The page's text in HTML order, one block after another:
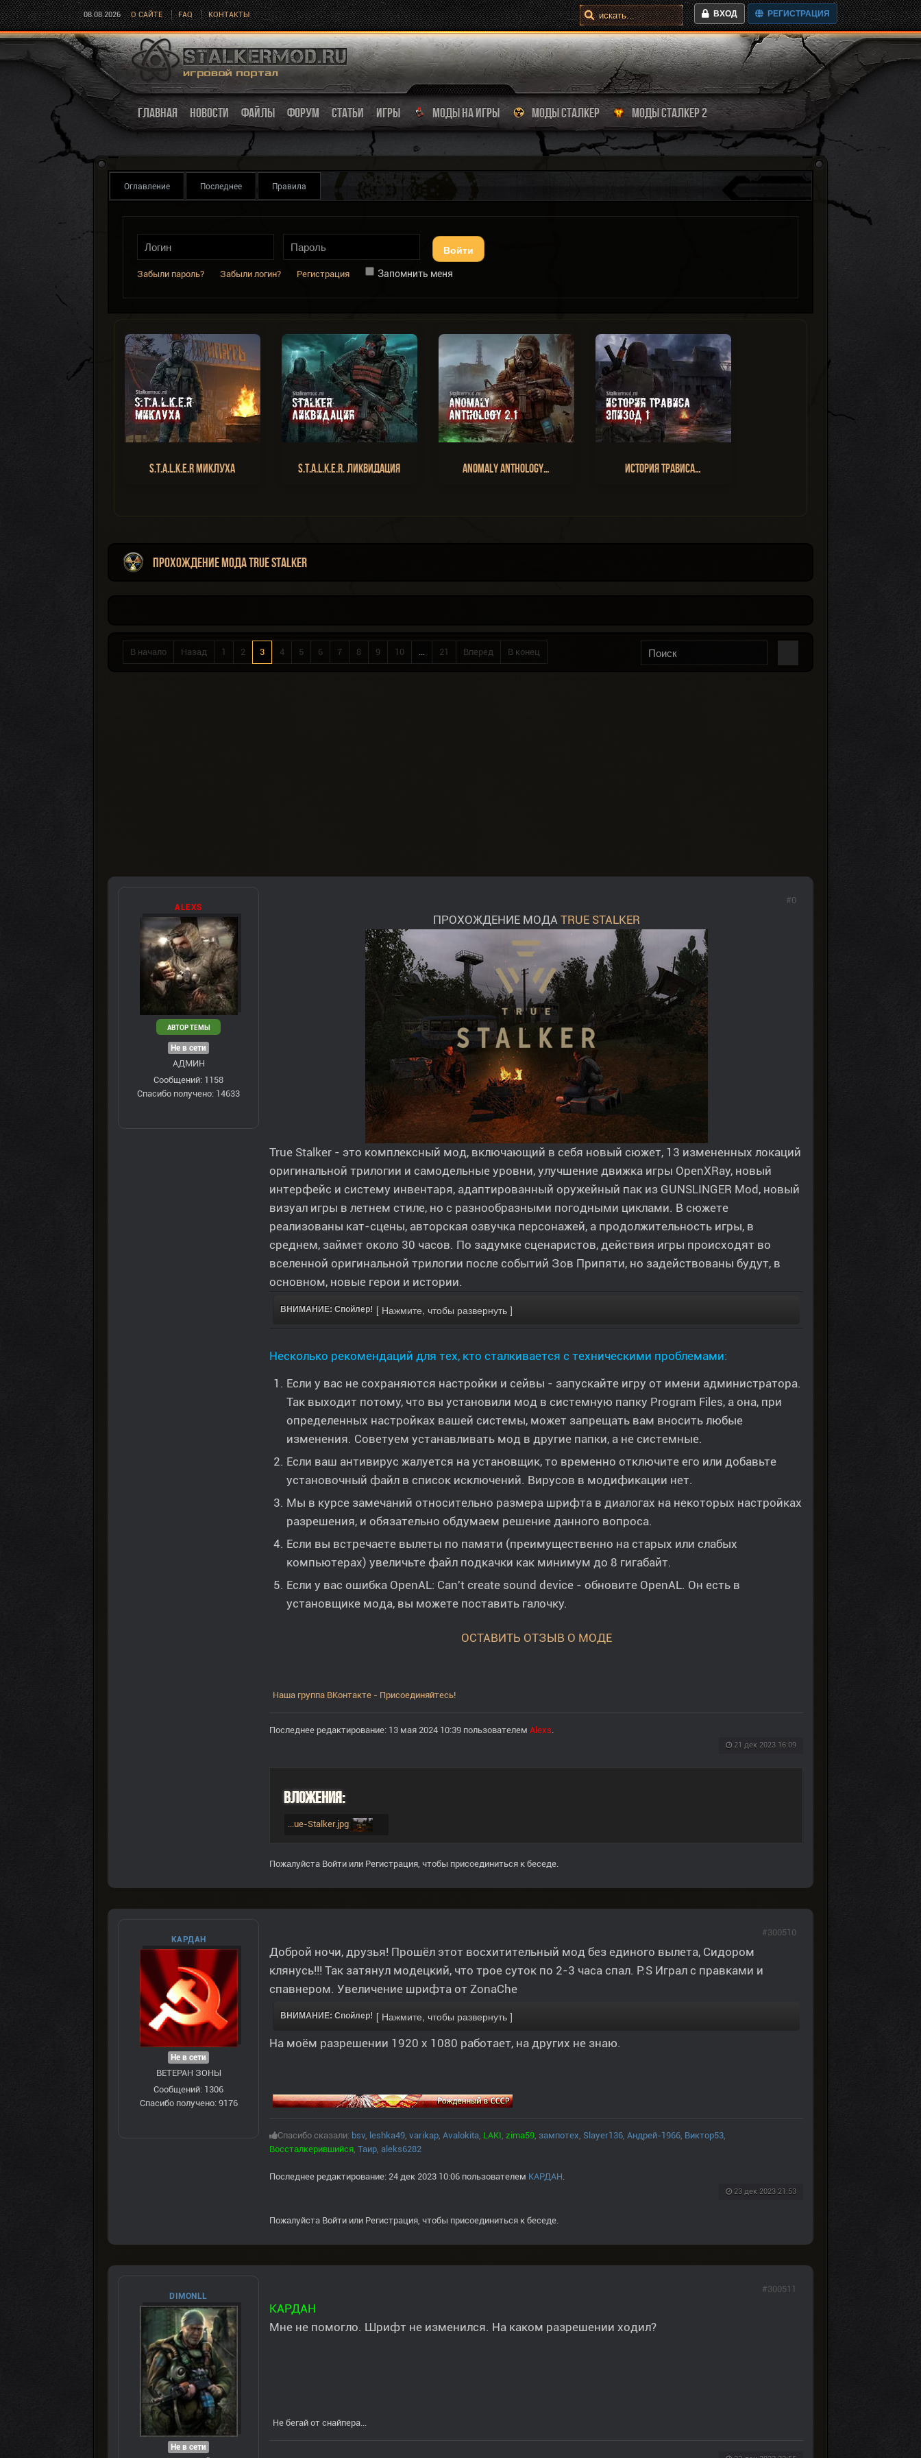
08.08.2026 О САЙТЕ FAQ КОНТАКТЫ ВХОД РЕГИСТРАЦИЯ
ГЛАВНАЯ НОВОСТИ ФАЙЛЫ ФОРУМ СТАТЬИ ИГРЫ МОДЫ НА ИГРЫ МОДЫ СТАЛКЕР МОДЫ СТАЛКЕР 2
Оглавление Последнее Правила
Войти
Забыли пароль? Забыли логин? Регистрация Запомнить меня
S.T.A.L.K.E.R Миклуха S.T.A.L.K.E.R. Ликвидация Anomaly Anthology… История Трависа…
Прохождение мода True Stalker
В начало Назад 1 2 3 4 5 6 7 8 9 10 ... 21 Вперед В конец
ALEXS
АВТОР ТЕМЫ
Не в сети
АДМИН
Сообщений: 1158
Спасибо получено: 14633
ПРОХОЖДЕНИЕ МОДА TRUE STALKER
True Stalker - это комплексный мод, включающий в себя новый сюжет, 13 измененных локаций
оригинальной трилогии и самодельные уровни, улучшение движка игры OpenXRay, новый
интерфейс и систему инвентаря, адаптированный оружейный пак из GUNSLINGER Mod, новый
визуал игры в летнем стиле, но с разнообразными погодными циклами. В сюжете
реализованы кат-сцены, авторская озвучка персонажей, а продолжительность игры, в
среднем, займет около 30 часов. По задумке сценаристов, действия игры происходят во
вселенной оригинальной трилогии после событий Зов Припяти, но задействованы будут, в
основном, новые герои и истории.
ВНИМАНИЕ: Спойлер!
Несколько рекомендаций для тех, кто сталкивается с техническими проблемами:
Если у вас не сохраняются настройки и сейвы - запускайте игру от имени администратора.
Так выходит потому, что вы установили мод в системную папку Program Files, а она, при
определенных настройках вашей системы, может запрещать вам вносить любые
изменения. Советуем устанавливать мод в другие папки, а не системные.
Если ваш антивирус жалуется на установщик, то временно отключите его или добавьте
установочный файл в список исключений. Вирусов в модификации нет.
Мы в курсе замечаний относительно размера шрифта в диалогах на некоторых настройках
разрешения, и обязательно обдумаем решение данного вопроса.
Если вы встречаете вылеты по памяти (преимущественно на старых или слабых
компьютерах) увеличьте файл подкачки как минимум до 8 гигабайт.
Если у вас ошибка OpenAL: Can't create sound device - обновите OpenAL. Он есть в
установщике мода, вы можете поставить галочку.
ОСТАВИТЬ ОТЗЫВ О МОДЕ
Наша группа ВКонтакте - Присоединяйтесь!
Последнее редактирование: 13 мая 2024 10:39 пользователем Alexs.
21 дек 2023 16:09
#0
Вложения:
...ue-Stalker.jpg
Пожалуйста Войти или Регистрация , чтобы присоединиться к беседе.
КАРДАН
Не в сети
ВЕТЕРАН ЗOНЫ
Сообщений: 1306
Спасибо получено: 9176
Доброй ночи, друзья! Прошёл этот восхитительный мод без единого вылета, Cидором
клянусь!!! Так затянул модецкий, что трое суток по 2-3 часа спал. P.S Играл с правками и
спавнером. Увеличение шрифта от ZonaChe
ВНИМАНИЕ: Спойлер!
На моём разрешении 1920 x 1080 работает, на других не знаю.
Спасибо сказали: bsv leshka49 varikap Avalokita LAKI zima59 зампотех Slayer136 Андрей-1966 Виктор53
Воссталкерившийся Таир aleks6282
Последнее редактирование: 24 дек 2023 10:06 пользователем КАРДАН
23 дек 2023 21:53
#300510
Пожалуйста Войти или Регистрация , чтобы присоединиться к беседе.
DIMONLL
Не в сети
КАРДАН
Мне не помогло. Шрифт не изменился. На каком разрешении ходил?
Не бегай от снайпера...
#300511